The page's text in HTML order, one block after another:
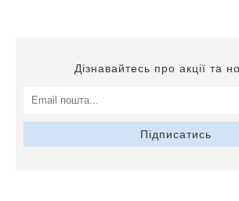
Дізнавайтесь про акції та
Підписатись